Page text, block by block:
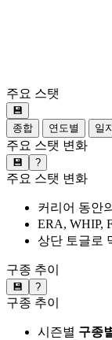
주요 스탯
💾
종합
연도별 일
주요 스탯 변화
💾 ?
주요 스탯 변화
커리어 동안의
ERA, WHIP,
상단 토글로
구종 추이
💾 ?
구종 추이
시즌별 구종